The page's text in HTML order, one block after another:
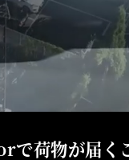
で荷物が届く